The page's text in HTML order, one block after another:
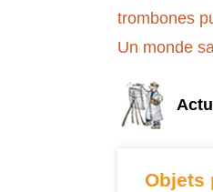
trombones
Un monde
Objets